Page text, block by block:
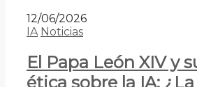
12/06/2026
IA Noticias
El Papa León XIV y
ética sobre la IA: